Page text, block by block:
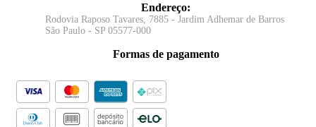
Endereço:
Rodovia Raposo Tavares, 7885 - Jardim Adhemar de Barros
São Paulo - SP 05577-000
Formas de pagamento